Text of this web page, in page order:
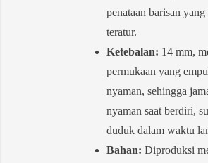
penataan barisan
teratur.
Ketebalan: 14 mm,
permukaan yang
nyaman, sehingga
nyaman saat berdiri,
duduk dalam waktu
Bahan: Diproduksi